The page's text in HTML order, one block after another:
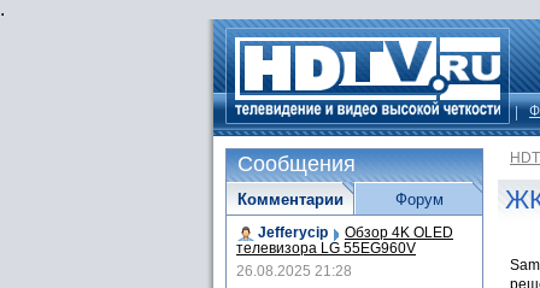
.
Сообщения
Комментарии
Jefferycip Обзор 4K OLED
телевизора LG 55EG960V
26.08.2025 21:28
Форум